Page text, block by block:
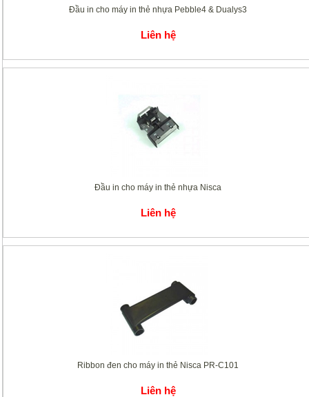
Đầu in cho máy in thẻ nhựa Pebble4 & Dualys3
Liên hệ
Đầu in cho máy in thẻ nhựa Nisca
Liên hệ
Ribbon đen cho máy in thẻ Nisca PR-C101
Liên hệ